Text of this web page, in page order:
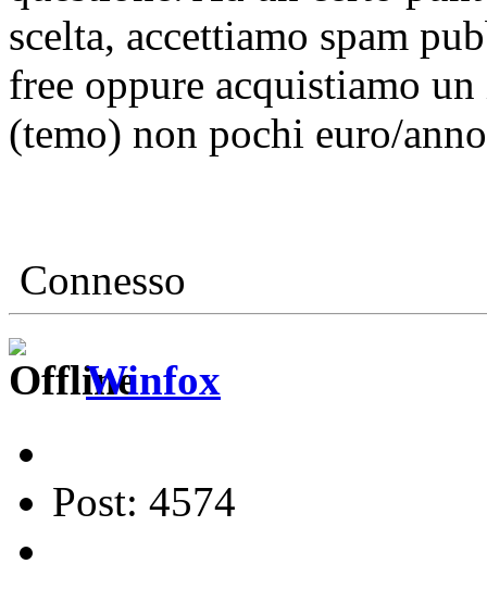
scelta, accettiamo spam
free oppure acquistiamo
(temo) non pochi euro/
Connesso
Winfox
Post: 4574